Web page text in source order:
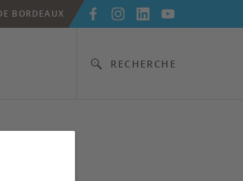
RECHERCHE
BORDEAUX